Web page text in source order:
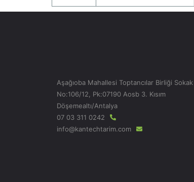
Aşağıoba Mahallesi Toptancılar Birliği Sokak
No:106/12, Pk:07190 Aosb 3. Kısım
Döşemealtı/Antalya
0242 311 03 07
info@kantechtarim.com